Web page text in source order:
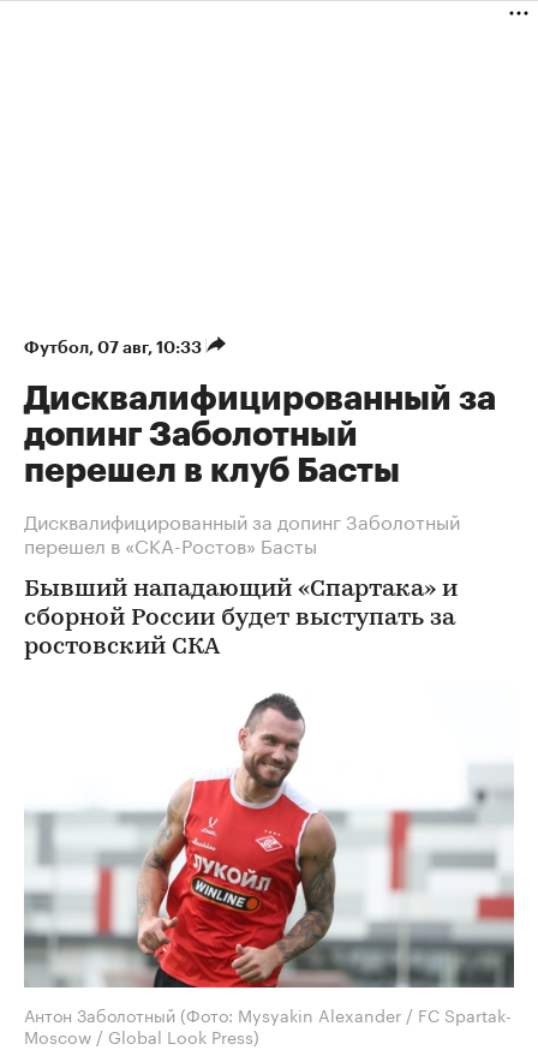
Футбол⁠, 07 авг, 10:33
Дисквалифицированный за
допинг Заболотный
перешел в клуб Басты
Дисквалифицированный за допинг Заболотный
перешел в «СКА-Ростов» Басты
Бывший нападающий «Спартака» и
сборной России будет выступать за
ростовский СКА
Антон Заболотный (Фото: Mysyakin Alexander / FC Spartak-
Moscow / Global Look Press)